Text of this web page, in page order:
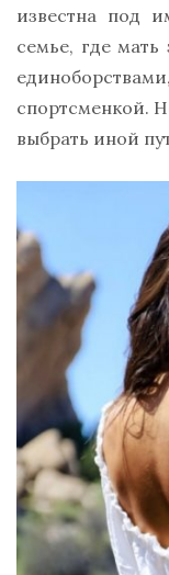
известна под
семье, где мать
спортсменкой.
выбрать иной